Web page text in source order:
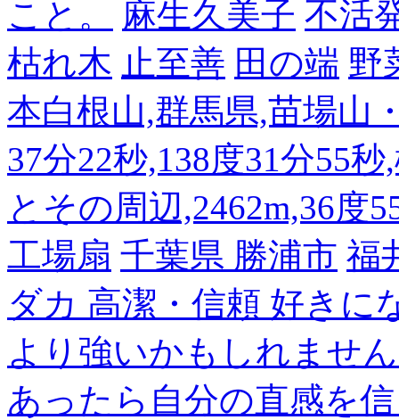
こと。
麻生久美子 不活
枯れ木 止至善 田の端 野
本白根山,群馬県,苗場山
37分22秒,138度31分55秒
とその周辺,2462m,36度
工場扇 千葉県 勝浦市 福
ダカ 高潔・信頼 好きに
より強いかもしれませ
あったら自分の直感を